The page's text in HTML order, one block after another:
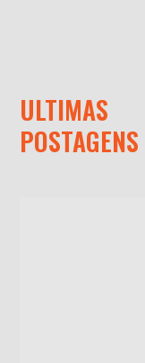
ULTIMAS
POSTAGENS